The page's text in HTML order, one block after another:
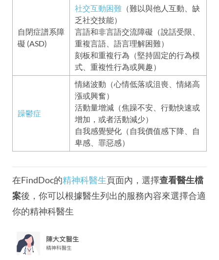
自閉症譜系障
礙 (ASD)
社交互動困難 （難以與他人互動、缺
乏社交技能）
言語和非言語交流障礙（說話受限、
重複言語、語言理解困難）
刻板和重複行為（堅持固定的行為模
式、重複性行為或興趣）
躁鬱症
情緒波動（心情低落或沮喪、情緒高
漲或興奮）
活動量增減（焦躁不安、行動快速或
增加，或者活動減少）
自我感覺變化（自我價值感下降、自
卑感、罪惡感）
在FindDoc的精神科醫生頁面內，選擇查看醫生檔
案後，你可以根據醫生列出的服務內容來選擇合適
你的精神科醫生